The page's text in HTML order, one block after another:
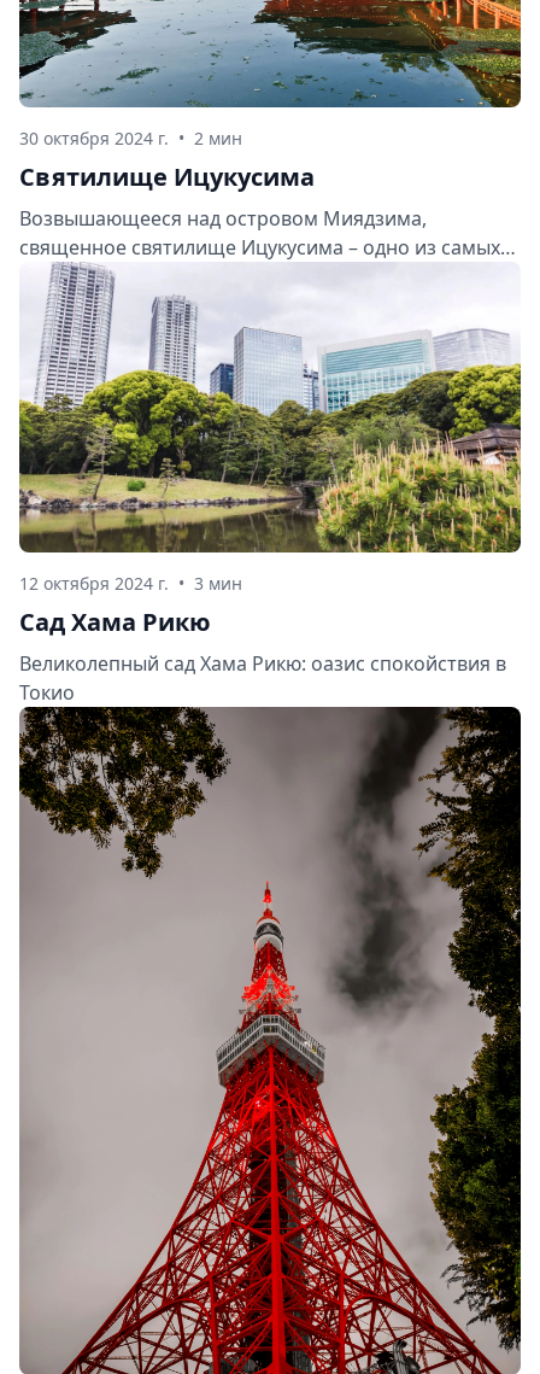
30 октября 2024 г. • 2 мин
Святилище Ицукусима
Возвышающееся над островом Миядзима,
священное святилище Ицукусима – одно из самых
узнаваемых и фотографируемых мест в Японии. Это
сооружение XIV века, с его знаменитыми
плавающими тории и изящной архитектурой,
притягивает туристов со всего мира. Давайте же
погрузимся в историю этого великолепного храма и
откроем для себя истинную красоту острова!
12 октября 2024 г. • 3 мин
Сад Хама Рикю
Великолепный сад Хама Рикю: оазис спокойствия в
Токио